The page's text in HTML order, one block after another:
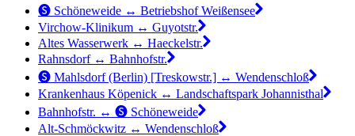
🅢 Schöneweide ↔︎ Betriebshof Weißensee
Virchow-Klinikum ↔︎ Guyotstr.
Altes Wasserwerk ↔︎ Haeckelstr.
Rahnsdorf ↔︎ Bahnhofstr.
🅢 Mahlsdorf (Berlin) [Treskowstr.] ↔︎ Wendenschloß
Krankenhaus Köpenick ↔︎ Landschaftspark Johannisthal
Bahnhofstr. ↔︎ 🅢 Schöneweide
Alt-Schmöckwitz ↔︎ Wendenschloß